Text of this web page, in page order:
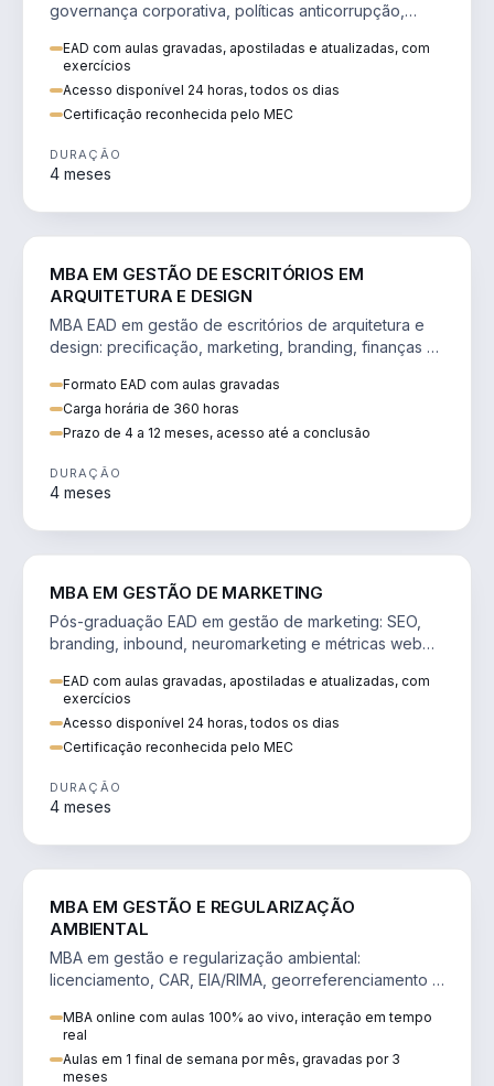
governança corporativa, políticas anticorrupção,
EAD com aulas gravadas, apostiladas e atualizadas, com
exercícios
Acesso disponível 24 horas, todos os dias
Certificação reconhecida pelo MEC
DURAÇÃO
4 meses
MBA EM GESTÃO DE ESCRITÓRIOS EM
ARQUITETURA E DESIGN
MBA EAD em gestão de escritórios de arquitetura e
design: precificação, marketing, branding, finanças e
Formato EAD com aulas gravadas
Carga horária de 360 horas
Prazo de 4 a 12 meses, acesso até a conclusão
DURAÇÃO
4 meses
MBA EM GESTÃO DE MARKETING
Pós-graduação EAD em gestão de marketing: SEO,
branding, inbound, neuromarketing e métricas web
EAD com aulas gravadas, apostiladas e atualizadas, com
exercícios
Acesso disponível 24 horas, todos os dias
Certificação reconhecida pelo MEC
DURAÇÃO
4 meses
MBA EM GESTÃO E REGULARIZAÇÃO
AMBIENTAL
MBA em gestão e regularização ambiental:
licenciamento, CAR, EIA/RIMA, georreferenciamento e
MBA online com aulas 100% ao vivo, interação em tempo
real
Aulas em 1 final de semana por mês, gravadas por 3
meses